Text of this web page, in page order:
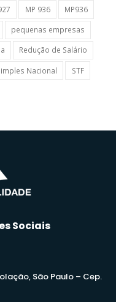
MP 936
MP936
pequenas empresas
Redução de Salário
Nacional STF
Sociais
São Paulo – Cep.